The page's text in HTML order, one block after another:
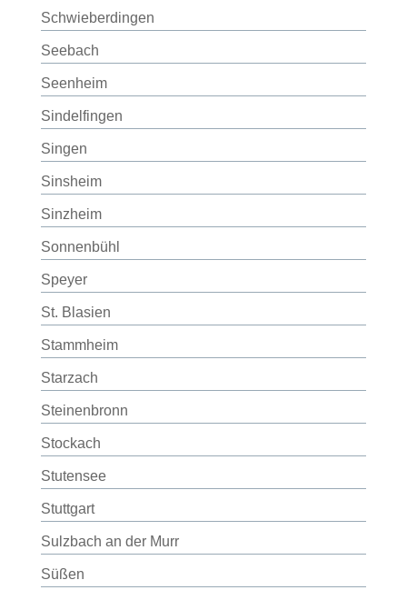
Schwieberdingen
Seebach
Seenheim
Sindelfingen
Singen
Sinsheim
Sinzheim
Sonnenbühl
Speyer
St. Blasien
Stammheim
Starzach
Steinenbronn
Stockach
Stutensee
Stuttgart
Sulzbach an der Murr
Süßen